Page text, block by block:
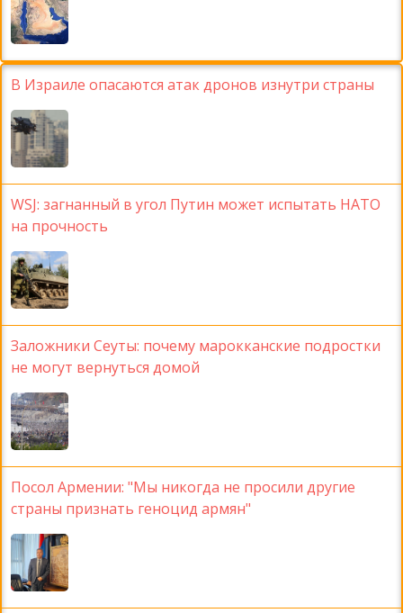
В Израиле опасаются атак дронов изнутри страны
WSJ: загнанный в угол Путин может испытать НАТО
на прочность
Заложники Сеуты: почему марокканские подростки
не могут вернуться домой
Посол Армении: "Мы никогда не просили другие
страны признать геноцид армян"